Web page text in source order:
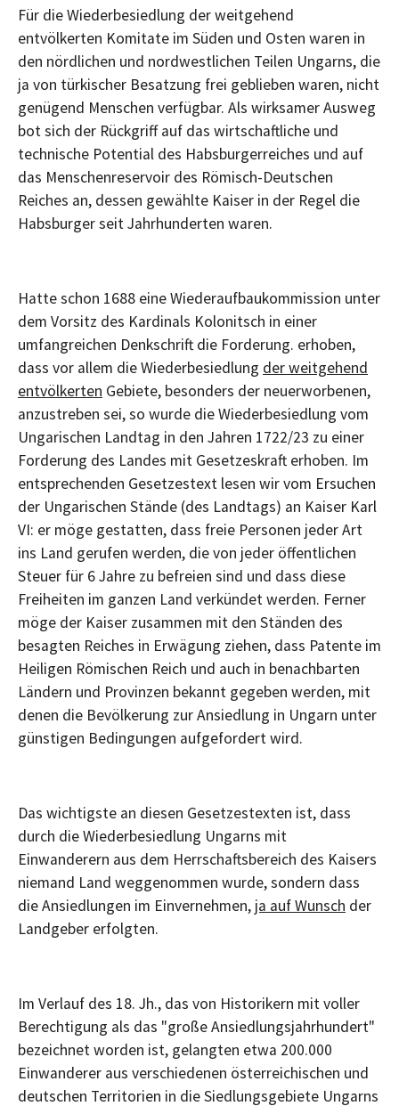
Für die Wiederbesiedlung der weitgehend
entvölkerten Komitate im Süden und Osten waren in
den nördlichen und nordwestlichen Teilen Ungarns, die
ja von türkischer Besatzung frei geblieben waren, nicht
genügend Menschen verfügbar. Als wirksamer Ausweg
bot sich der Rückgriff auf das wirtschaftliche und
technische Potential des Habsburgerreiches und auf
das Menschenreservoir des Römisch-Deutschen
Reiches an, dessen gewählte Kaiser in der Regel die
Habsburger seit Jahrhunderten waren.
Hatte schon 1688 eine Wiederaufbaukommission unter
dem Vorsitz des Kardinals Kolonitsch in einer
umfangreichen Denkschrift die Forderung. erhoben,
dass vor allem die Wiederbesiedlung der weitgehend
entvölkerten Gebiete, besonders der neuerworbenen,
anzustreben sei, so wurde die Wiederbesiedlung vom
Ungarischen Landtag in den Jahren 1722/23 zu einer
Forderung des Landes mit Gesetzeskraft erhoben. Im
entsprechenden Gesetzestext lesen wir vom Ersuchen
der Ungarischen Stände (des Landtags) an Kaiser Karl
VI: er möge gestatten, dass freie Personen jeder Art
ins Land gerufen werden, die von jeder öffentlichen
Steuer für 6 Jahre zu befreien sind und dass diese
Freiheiten im ganzen Land verkündet werden. Ferner
möge der Kaiser zusammen mit den Ständen des
besagten Reiches in Erwägung ziehen, dass Patente im
Heiligen Römischen Reich und auch in benachbarten
Ländern und Provinzen bekannt gegeben werden, mit
denen die Bevölkerung zur Ansiedlung in Ungarn unter
günstigen Bedingungen aufgefordert wird.
Das wichtigste an diesen Gesetzestexten ist, dass
durch die Wiederbesiedlung Ungarns mit
Einwanderern aus dem Herrschaftsbereich des Kaisers
niemand Land weggenommen wurde, sondern dass
die Ansiedlungen im Einvernehmen, ja auf Wunsch der
Landgeber erfolgten.
Im Verlauf des 18. Jh., das von Historikern mit voller
Berechtigung als das "große Ansiedlungsjahrhundert"
bezeichnet worden ist, gelangten etwa 200.000
Einwanderer aus verschiedenen österreichischen und
deutschen Territorien in die Siedlungsgebiete Ungarns